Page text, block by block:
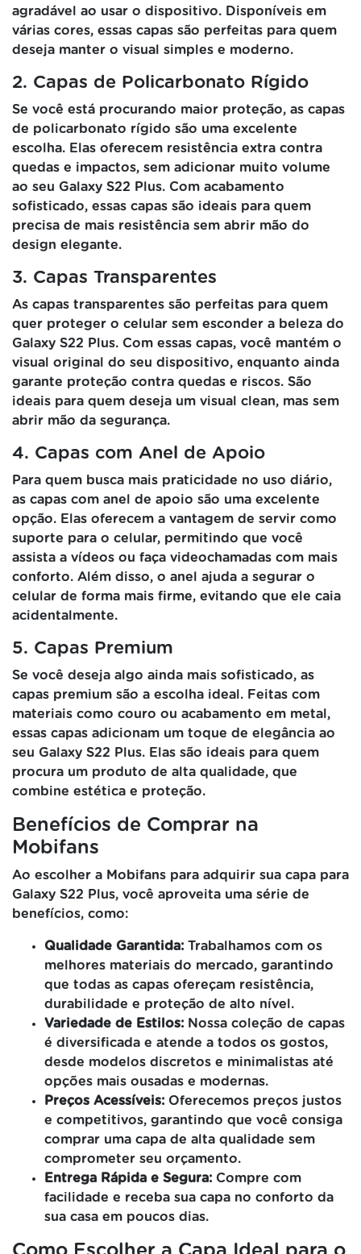
agradável ao usar o dispositivo. Disponíveis em
várias cores, essas capas são perfeitas para quem
deseja manter o visual simples e moderno.
2. Capas de Policarbonato Rígido
Se você está procurando maior proteção, as capas
de policarbonato rígido são uma excelente
escolha. Elas oferecem resistência extra contra
quedas e impactos, sem adicionar muito volume
ao seu Galaxy S22 Plus. Com acabamento
sofisticado, essas capas são ideais para quem
precisa de mais resistência sem abrir mão do
design elegante.
3. Capas Transparentes
As capas transparentes são perfeitas para quem
quer proteger o celular sem esconder a beleza do
Galaxy S22 Plus. Com essas capas, você mantém o
visual original do seu dispositivo, enquanto ainda
garante proteção contra quedas e riscos. São
ideais para quem deseja um visual clean, mas sem
abrir mão da segurança.
4. Capas com Anel de Apoio
Para quem busca mais praticidade no uso diário,
as capas com anel de apoio são uma excelente
opção. Elas oferecem a vantagem de servir como
suporte para o celular, permitindo que você
assista a vídeos ou faça videochamadas com mais
conforto. Além disso, o anel ajuda a segurar o
celular de forma mais firme, evitando que ele caia
acidentalmente.
5. Capas Premium
Se você deseja algo ainda mais sofisticado, as
capas premium são a escolha ideal. Feitas com
materiais como couro ou acabamento em metal,
essas capas adicionam um toque de elegância ao
seu Galaxy S22 Plus. Elas são ideais para quem
procura um produto de alta qualidade, que
combine estética e proteção.
Benefícios de Comprar na
Mobifans
Ao escolher a Mobifans para adquirir sua capa para
Galaxy S22 Plus, você aproveita uma série de
benefícios, como:
Qualidade Garantida: Trabalhamos com os
melhores materiais do mercado, garantindo
que todas as capas ofereçam resistência,
durabilidade e proteção de alto nível.
Variedade de Estilos: Nossa coleção de capas
é diversificada e atende a todos os gostos,
desde modelos discretos e minimalistas até
opções mais ousadas e modernas.
Preços Acessíveis: Oferecemos preços justos
e competitivos, garantindo que você consiga
comprar uma capa de alta qualidade sem
comprometer seu orçamento.
Entrega Rápida e Segura: Compre com
facilidade e receba sua capa no conforto da
sua casa em poucos dias.